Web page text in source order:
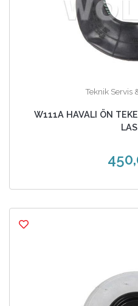
Teknik Servis
W111A HAVALI ÖN